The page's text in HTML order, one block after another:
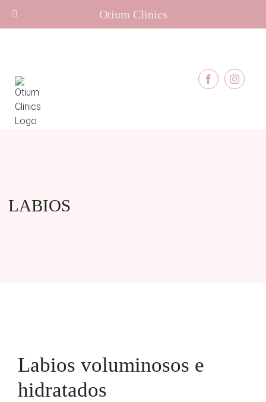
Facebook
LABIOS
Labios voluminosos e
hidratados
Otium Clinics